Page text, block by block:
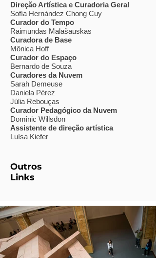
Direção Artística e Curadoria Geral
Sofía Hernández Chong Cuy
Curador do Tempo
Raimundas Malašauskas
Curadora de Base
Mônica Hoff
Curador do Espaço
Bernardo de Souza
Curadores da Nuvem
Sarah Demeuse
Daniela Pérez
Júlia Rebouças
Curador Pedagógico da Nuvem
Dominic Willsdon
Assistente de direção artística
Luísa Kiefer
Outros
Links